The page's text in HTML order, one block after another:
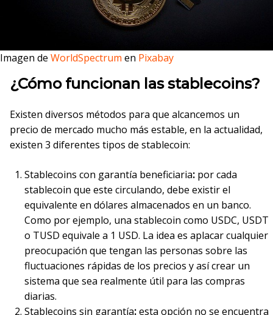
Imagen de WorldSpectrum en Pixabay
¿Cómo funcionan las stablecoins?
Existen diversos métodos para que alcancemos un
precio de mercado mucho más estable, en la actualidad,
existen 3 diferentes tipos de stablecoin:
Stablecoins con garantía beneficiaria: por cada
stablecoin que este circulando, debe existir el
equivalente en dólares almacenados en un banco.
Como por ejemplo, una stablecoin como USDC, USDT
o TUSD equivale a 1 USD. La idea es aplacar cualquier
preocupación que tengan las personas sobre las
fluctuaciones rápidas de los precios y así crear un
sistema que sea realmente útil para las compras
diarias.
Stablecoins sin garantía:esta opción no se encuentra